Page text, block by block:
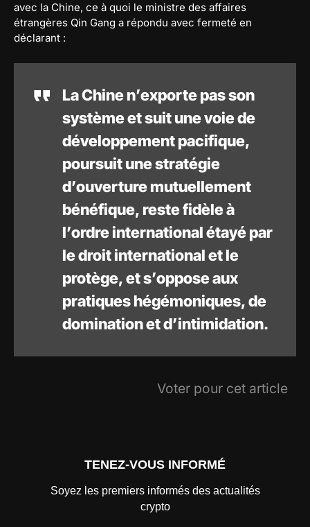
avec la Chine, ce à quoi le ministre des affaires
étrangères Qin Gang a répondu avec fermeté en
déclarant :
La Chine n’exporte pas son
système et suit une voie de
développement pacifique,
poursuit une stratégie
d’ouverture mutuellement
bénéfique, reste fidèle à
l’ordre international étayé par
le droit international et le
protège, et s’oppose aux
pratiques hégémoniques, de
domination et d’intimidation.
Voter pour cet article
TENEZ-VOUS INFORMÉ
Soyez les premiers informés des actualités
crypto